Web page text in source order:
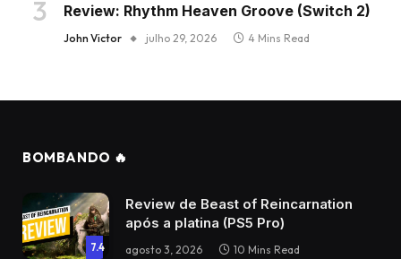
Review: Rhythm Heaven Groove (Switch 2)
John Victor julho 29, 2026 4 Mins Read
BOMBANDO 🔥
7.4
Review de Beast of Reincarnation
após a platina (PS5 Pro)
agosto 3, 2026 10 Mins Read